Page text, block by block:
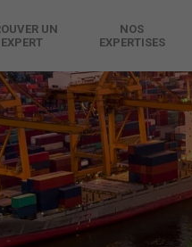
UN
EXPERT
NOS
EXPERTISES